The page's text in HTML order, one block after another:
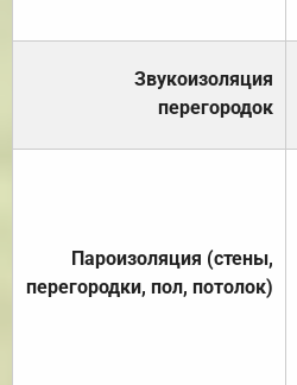
Звукоизоляция
перегородок
Пароизоляция (стены,
перегородки, пол, потолок)